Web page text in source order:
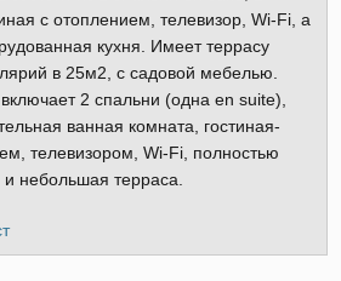
с отоплением, телевизор, Wi-Fi, а
кухня. Имеет террасу
в 25м2, с садовой мебелью.
2 спальни (одна en suite),
ванная комната, гостиная-
телевизором, Wi-Fi, полностью
и небольшая терраса.